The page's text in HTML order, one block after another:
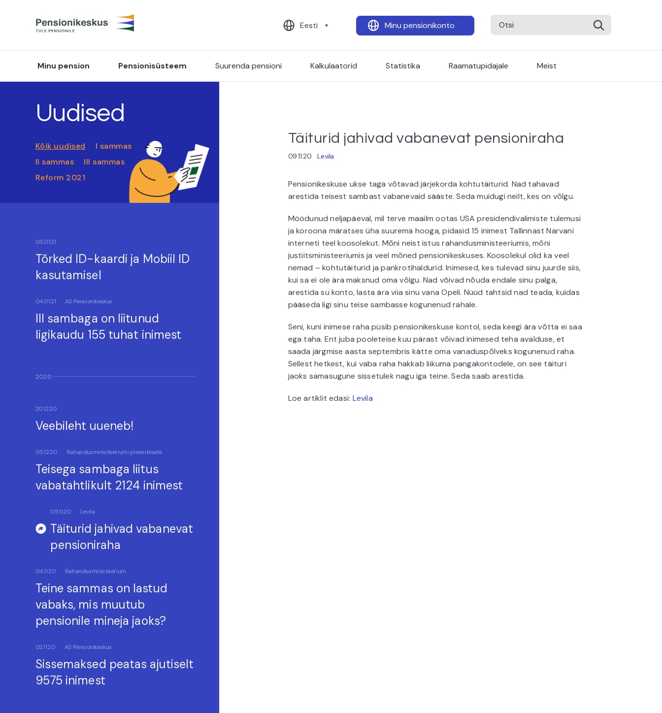
Eesti Minu pensionikonto
Minu pension Pensionisüsteem Suurenda pensioni Kalkulaatorid Statistika Raamatupidajale Meist
Uudised
Kõik uudised
I sammas
II sammas
III sammas
Reform 2021
05.01.21
Tõrked ID-kaardi ja Mobiil ID
kasutamisel
04.01.21 AS Pensionikeskus
III sambaga on liitunud
ligikaudu 155 tuhat inimest
2020
20.12.20
Veebileht uueneb!
05.12.20 Rahandusministeeriumi pressiteade
Teisega sambaga liitus
vabatahtlikult 2124 inimest
09.11.20 Levila
Täiturid jahivad vabanevat
pensioniraha
04.11.20 Rahandusministeerium
Teine sammas on lastud
vabaks, mis muutub
pensionile mineja jaoks?
02.11.20 AS Pensionikeskus
Sissemaksed peatas ajutiselt
9575 inimest
Täiturid jahivad vabanevat pensioniraha
09.11.20 Levila
Pensionikeskuse ukse taga võtavad järjekorda kohtutäiturid. Nad tahavad
arestida teisest sambast vabanevaid sääste. Seda muidugi neilt, kes on võlgu.
Möödunud neljapäeval, mil terve maailm ootas USA presidendivalimiste tulemusi
ja koroona märatses üha suurema hooga, pidasid 15 inimest Tallinnast Narvani
interneti teel koosolekut. Mõni neist istus rahandusministeeriumis, mõni
justiitsministeeriumis ja veel mõned pensionikeskuses. Koosolekul olid ka veel
nemad – kohtutäiturid ja pankrotihaldurid. Inimesed, kes tulevad sinu juurde siis,
kui sa ei ole ära maksnud oma võlgu. Nad vōivad nõuda endale sinu palga,
arestida su konto, lasta ära viia sinu vana Opeli. Nüüd tahtsid nad teada, kuidas
pääseda ligi sinu teise sambasse kogunenud rahale.
Seni, kuni inimese raha püsib pensionikeskuse kontol, seda keegi ära võtta ei saa
ega taha. Ent juba pooleteise kuu pärast võivad inimesed teha avalduse, et
saada järgmise aasta septembris kätte oma vanaduspõlveks kogunenud raha.
Sellest hetkest, kui vaba raha hakkab liikuma pangakontodele, on see täituri
jaoks samasugune sissetulek nagu iga teine. Seda saab arestida.
Loe artiklit edasi: Levila